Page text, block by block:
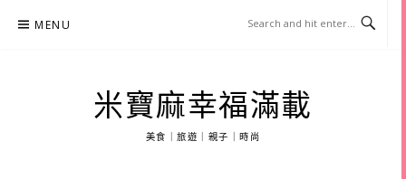
MENU
米寶麻幸福滿載
美食｜旅遊｜親子｜時尚